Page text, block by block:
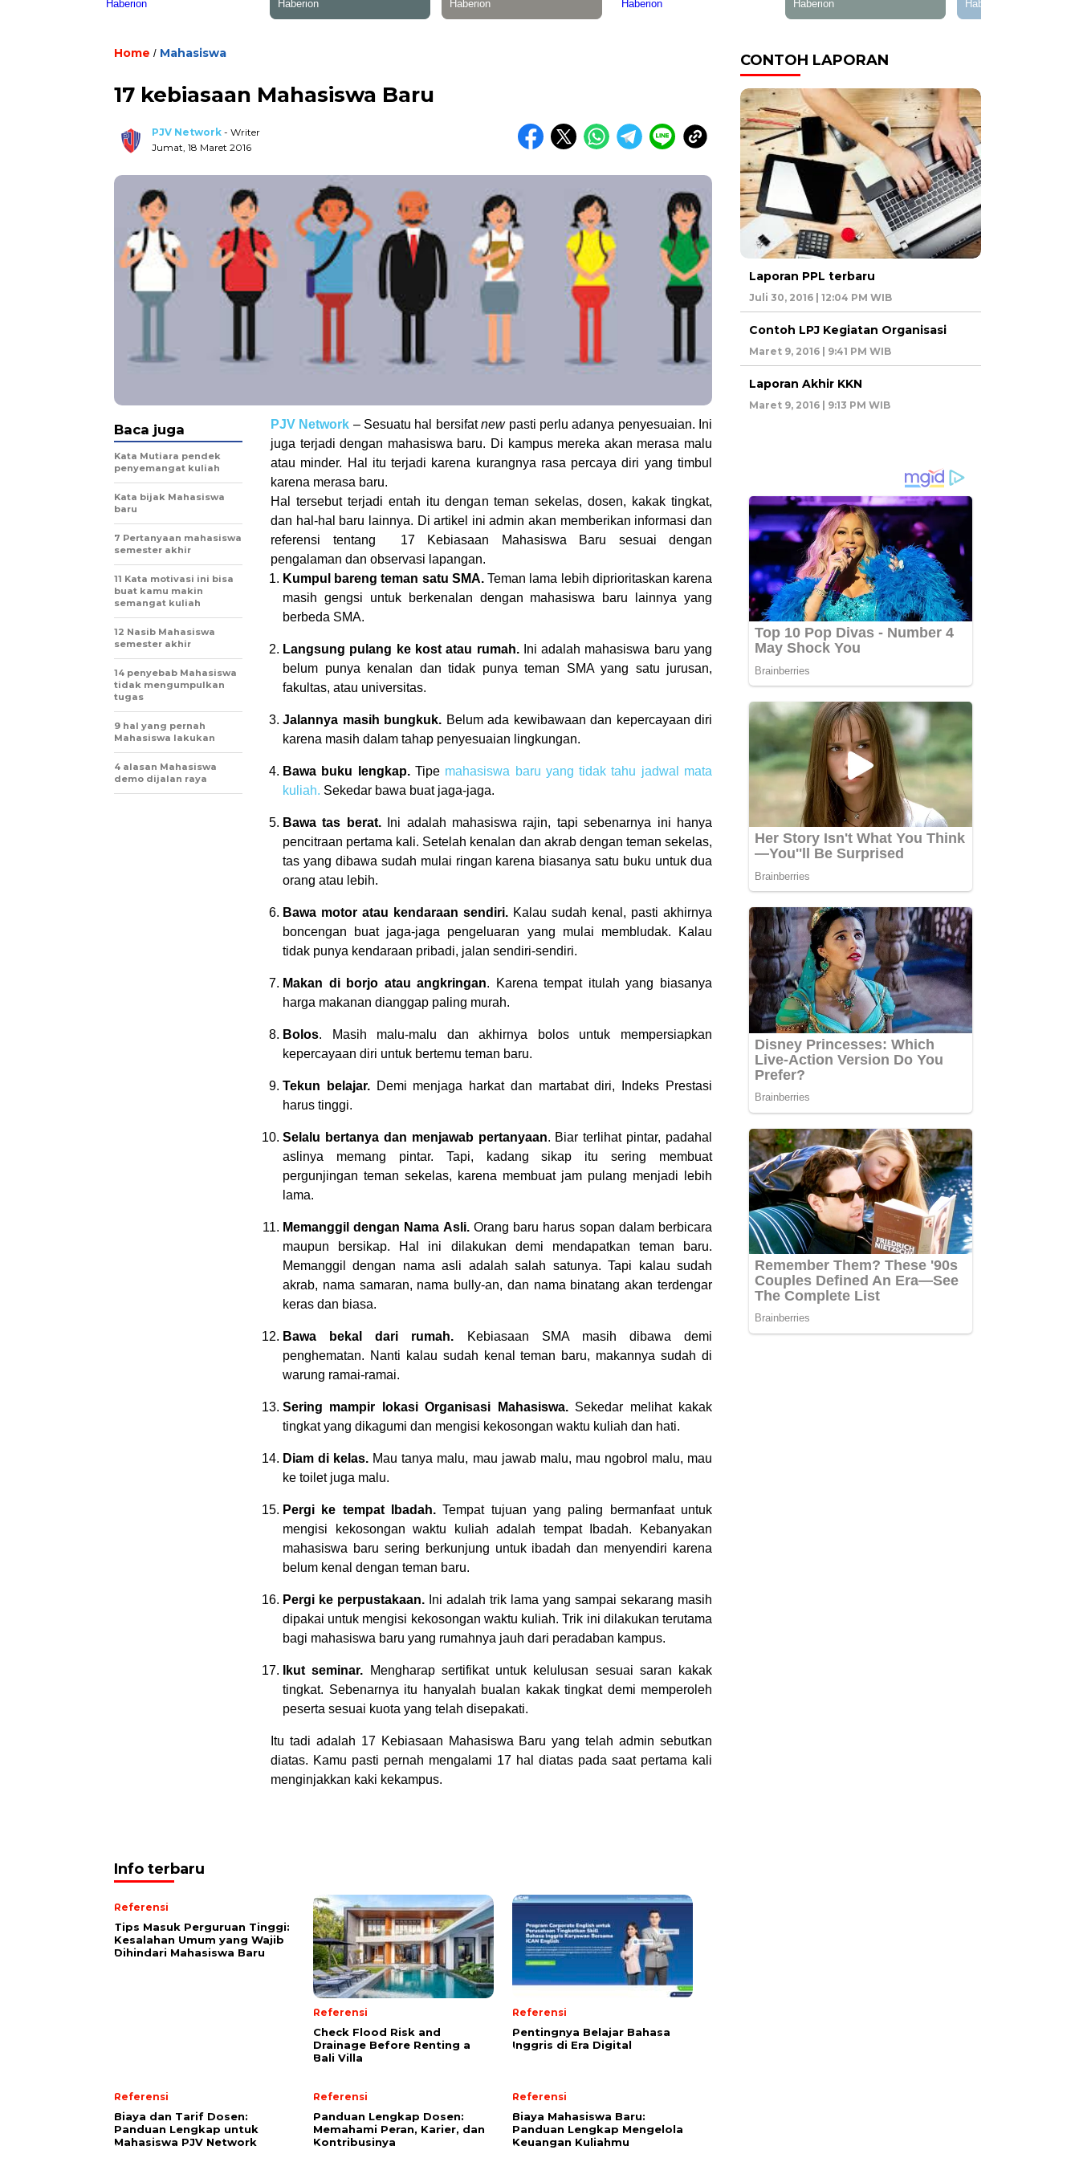
Home / Mahasiswa
17 kebiasaan Mahasiswa Baru
PJV Network - Writer
Jumat, 18 Maret 2016
PJV Network – Sesuatu hal bersifatnewpasti perlu adanya penyesuaian. Ini
juga terjadi dengan mahasiswa baru. Di kampus mereka akan merasa malu
atau minder. Hal itu terjadi karena kurangnya rasa percaya diri yang timbul
karena merasa baru.
Hal tersebut terjadi entah itu dengan teman sekelas, dosen, kakak tingkat,
dan hal-hal baru lainnya. Di artikel ini admin akan memberikan informasi dan
referensi tentang 17 Kebiasaan Mahasiswa Baru sesuai dengan
pengalaman dan observasi lapangan.
Kumpul bareng teman satu SMA.Teman lama lebih diprioritaskan karena
masih gengsi untuk berkenalan dengan mahasiswa baru lainnya yang
berbeda SMA.
Langsung pulang ke kost atau rumah.Ini adalah mahasiswa baru yang
belum punya kenalan dan tidak punya teman SMA yang satu jurusan,
fakultas, atau universitas.
Jalannya masih bungkuk. Belum ada kewibawaan dan kepercayaan diri
karena masih dalam tahap penyesuaian lingkungan.
Bawa buku lengkap.Tipe mahasiswa baru yang tidak tahu jadwal mata
kuliah. Sekedar bawa buat jaga-jaga.
Bawa tas berat.Ini adalah mahasiswa rajin, tapi sebenarnya ini hanya
pencitraan pertama kali. Setelah kenalan dan akrab dengan teman sekelas,
tas yang dibawa sudah mulai ringan karena biasanya satu buku untuk dua
orang atau lebih.
Bawa motor atau kendaraan sendiri. Kalau sudah kenal, pasti akhirnya
boncengan buat jaga-jaga pengeluaran yang mulai membludak. Kalau
tidak punya kendaraan pribadi, jalan sendiri-sendiri.
Makan di borjo atau angkringan. Karena tempat itulah yang biasanya
harga makanan dianggap paling murah.
Bolos. Masih malu-malu dan akhirnya bolos untuk mempersiapkan
kepercayaan diri untuk bertemu teman baru.
Tekun belajar.Demi menjaga harkat dan martabat diri, Indeks Prestasi
harus tinggi.
Selalu bertanya dan menjawab pertanyaan. Biar terlihat pintar, padahal
aslinya memang pintar. Tapi, kadang sikap itu sering membuat
pergunjingan teman sekelas, karena membuat jam pulang menjadi lebih
lama.
Memanggil dengan Nama Asli. Orang baru harus sopan dalam berbicara
maupun bersikap. Hal ini dilakukan demi mendapatkan teman baru.
Memanggil dengan nama asli adalah salah satunya. Tapi kalau sudah
akrab, nama samaran, nama bully-an, dan nama binatang akan terdengar
keras dan biasa.
Bawa bekal dari rumah. Kebiasaan SMA masih dibawa demi
penghematan. Nanti kalau sudah kenal teman baru, makannya sudah di
warung ramai-ramai.
Sering mampir lokasi Organisasi Mahasiswa. Sekedar melihat kakak
tingkat yang dikagumi dan mengisi kekosongan waktu kuliah dan hati.
Diam di kelas. Mau tanya malu, mau jawab malu, mau ngobrol malu, mau
ke toilet juga malu.
Pergi ke tempat Ibadah.Tempat tujuan yang paling bermanfaat untuk
mengisi kekosongan waktu kuliah adalah tempat Ibadah. Kebanyakan
mahasiswa baru sering berkunjung untuk ibadah dan menyendiri karena
belum kenal dengan teman baru.
Pergi ke perpustakaan. Ini adalah trik lama yang sampai sekarang masih
dipakai untuk mengisi kekosongan waktu kuliah. Trik ini dilakukan terutama
bagi mahasiswa baru yang rumahnya jauh dari peradaban kampus.
Ikut seminar. Mengharap sertifikat untuk kelulusan sesuai saran kakak
tingkat. Sebenarnya itu hanyalah bualan kakak tingkat demi memperoleh
peserta sesuai kuota yang telah disepakati.
Itu tadi adalah 17 Kebiasaan Mahasiswa Baru yang telah admin sebutkan
diatas. Kamu pasti pernah mengalami 17 hal diatas pada saat pertama kali
menginjakkan kaki kekampus.
Baca juga
Kata Mutiara pendek
penyemangat kuliah
Kata bijak Mahasiswa
baru
7 Pertanyaan mahasiswa
semester akhir
11 Kata motivasi ini bisa
buat kamu makin
semangat kuliah
12 Nasib Mahasiswa
semester akhir
14 penyebab Mahasiswa
tidak mengumpulkan
tugas
9 hal yang pernah
Mahasiswa lakukan
4 alasan Mahasiswa
demo dijalan raya
Info terbaru
Referensi
Tips Masuk Perguruan Tinggi:
Kesalahan Umum yang Wajib
Dihindari Mahasiswa Baru
Referensi
Check Flood Risk and
Drainage Before Renting a
Bali Villa
Referensi
Pentingnya Belajar Bahasa
Inggris di Era Digital
Referensi
Biaya dan Tarif Dosen:
Panduan Lengkap untuk
Mahasiswa PJV Network
Referensi
Panduan Lengkap Dosen:
Memahami Peran, Karier, dan
Kontribusinya
Referensi
Biaya Mahasiswa Baru:
Panduan Lengkap Mengelola
Keuangan Kuliahmu
CONTOH LAPORAN
Laporan PPL terbaru
Juli 30, 2016 | 12:04 PM WIB
Contoh LPJ Kegiatan Organisasi
Maret 9, 2016 | 9:41 PM WIB
Laporan Akhir KKN
Maret 9, 2016 | 9:13 PM WIB